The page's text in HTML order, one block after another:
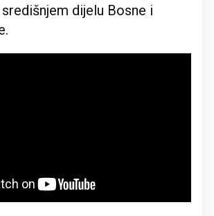
dijelu Bosne i